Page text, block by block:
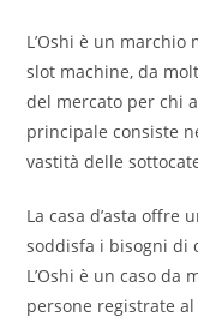
L’Oshi è un
slot machine, da
del mercato per chi
principale consiste
vastità delle
La casa d’asta offre
soddisfa i bisogni di
L’Oshi è un caso
persone registrate